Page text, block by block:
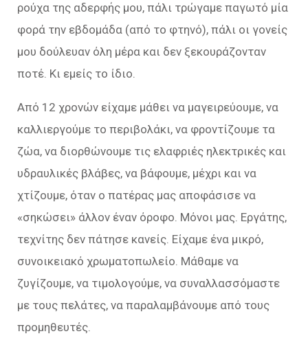
ρούχα της αδερφής μου, πάλι τρώγαμε παγωτό μία
φορά την εβδομάδα (από το φτηνό), πάλι οι γονείς
μου δούλευαν όλη μέρα και δεν ξεκουράζονταν
ποτέ. Κι εμείς το ίδιο.
Από 12 χρονών είχαμε μάθει να μαγειρεύουμε, να
καλλιεργούμε το περιβολάκι, να φροντίζουμε τα
ζώα, να διορθώνουμε τις ελαφριές ηλεκτρικές και
υδραυλικές βλάβες, να βάφουμε, μέχρι και να
χτίζουμε, όταν ο πατέρας μας αποφάσισε να
«σηκώσει» άλλον έναν όροφο. Μόνοι μας. Εργάτης,
τεχνίτης δεν πάτησε κανείς. Είχαμε ένα μικρό,
συνοικειακό χρωματοπωλείο. Μάθαμε να
ζυγίζουμε, να τιμολογούμε, να συναλλασσόμαστε
με τους πελάτες, να παραλαμβάνουμε από τους
προμηθευτές.